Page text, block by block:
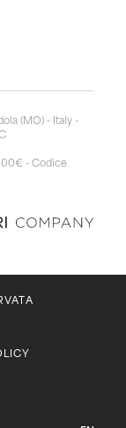
(MO) - Italy -
- Codice